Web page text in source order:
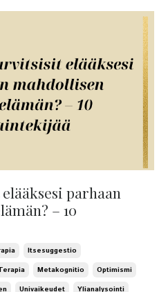
parhaan
– 10
Itsesuggestio
Metakognitio
Optimismi
Univaikeudet Ylianalysointi